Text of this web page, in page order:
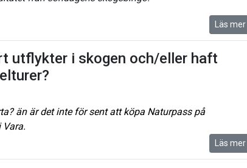
Läs mer
utflykter i skogen och/eller haft
än är det inte för sent att köpa Naturpass på
Vara.
Läs mer